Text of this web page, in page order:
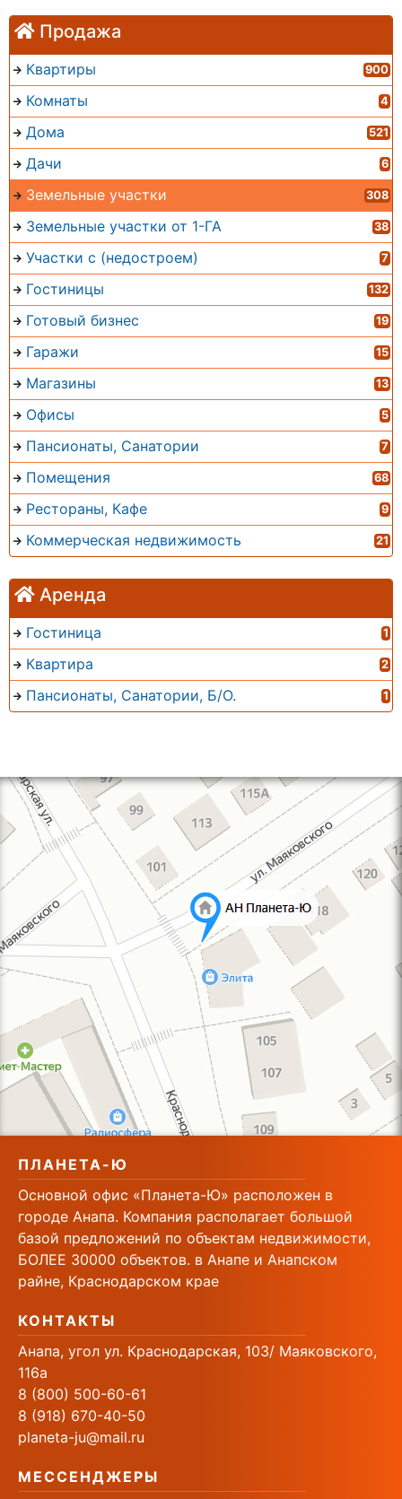
Продажа
Квартиры 900
Комнаты 4
Дома 521
Дачи 6
Земельные участки 308
Земельные участки от 1-ГА 38
Участки с (недостроем) 7
Гостиницы 132
Готовый бизнес 19
Гаражи 15
Магазины 13
Офисы 5
Пансионаты, Санатории 7
Помещения 68
Рестораны, Кафе 9
Коммерческая недвижимость 21
Аренда
Гостиница 1
Квартира 2
Пансионаты, Санатории, Б/О. 1
ПЛАНЕТА-Ю
Основной офис «Планета-Ю» расположен в
городе Анапа. Компания располагает большой
базой предложений по объектам недвижимости,
БОЛЕЕ 30000 объектов. в Анапе и Анапском
райне, Краснодарском крае
КОНТАКТЫ
Анапа, угол ул. Краснодарская, 103/ Маяковского,
116а
8 (800) 500-60-61
8 (918) 670-40-50
planeta-ju@mail.ru
МЕССЕНДЖЕРЫ